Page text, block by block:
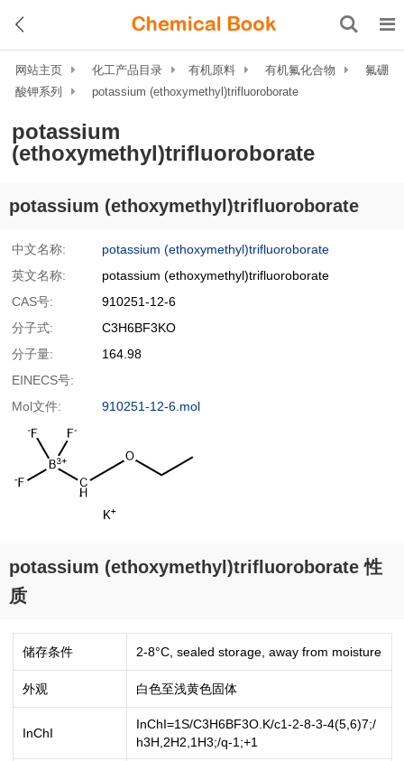
网站主页 化工产品目录 有机原料 有机氟化合物
氟硼
酸钾系列
potassium (ethoxymethyl)trifluoroborate
potassium
(ethoxymethyl)trifluoroborate
potassium (ethoxymethyl)trifluoroborate
中文名称:
potassium (ethoxymethyl)trifluoroborate
英文名称:
potassium (ethoxymethyl)trifluoroborate
CAS号:
910251-12-6
分子式:
C3H6BF3KO
分子量:
164.98
EINECS号:
Mol文件:
910251-12-6.mol
potassium (ethoxymethyl)trifluoroborate 性
质
储存条件 2-8°C, sealed storage, away from moisture
外观 白色至浅黄色固体
InChI
InChI=1S/C3H6BF3O.K/c1-2-8-3-4(5,6)7;/
h3H,2H2,1H3;/q-1;+1